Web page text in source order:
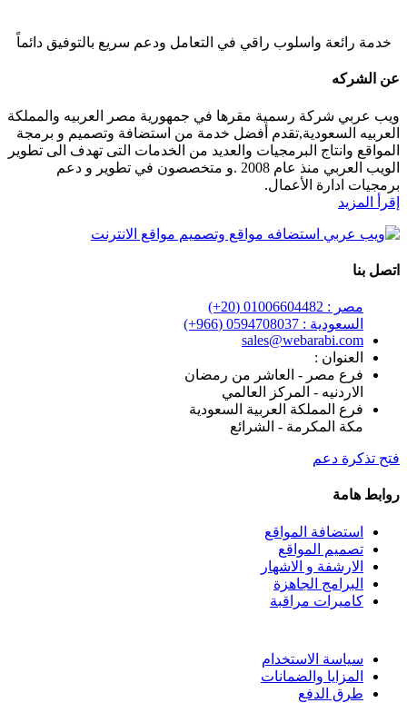
خدمة رائعة واسلوب راقي في التعامل ودعم سريع بالتوفيق دائماً
عن الشركه
ويب عربي شركة رسمية مقرها في جمهورية مصر العربيه والمملكة
العربيه السعودية,تقدم أفضل خدمة من استضافة وتصميم و برمجة
المواقع وانتاج البرمجيات والعديد من الخدمات التى تهدف الى تطوير
الويب العربي منذ عام 2008 .و متخصصون في تطوير و دعم
برمجيات ادارة الأعمال.
إقرأ المزيد
اتصل بنا
مصر : 01006604482 (20+)
السعودية : 0594708037 (966+)
sales@webarabi.com
العنوان :
فرع مصر - العاشر من رمضان
الاردنيه - المركز العالمي
فرع المملكة العربية السعودية
مكة المكرمة - الشرائع
فتح تذكرة دعم
روابط هامة
استضافة المواقع
تصميم المواقع
الارشفة و الاشهار
البرامج الجاهزة
كاميرات مراقبة
سياسة الاستخدام
المزايا والضمانات
طرق الدفع